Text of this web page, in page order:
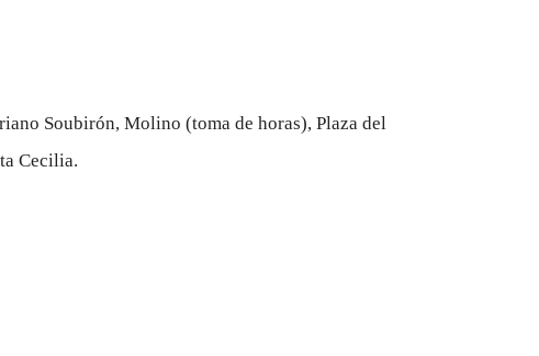
Soubirón, Molino (toma de horas), Plaza del
Cecilia.